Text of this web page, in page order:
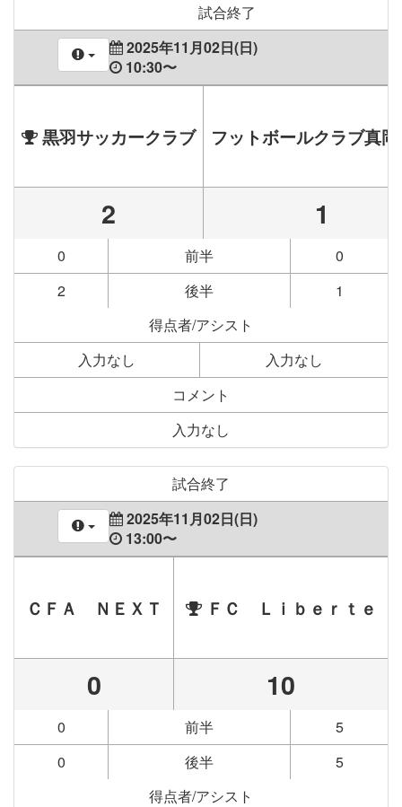
試合終了
2025年11月02日(日)
10:30〜
黒羽サッカークラブ フットボールクラブ真
2 1
0 前半
0
2
後半
1
得点者/アシスト
入力なし
入力なし
コメント
入力なし
試合終了
2025年11月02日(日)
13:00〜
ＣＦＡ ＮＥＸＴ ＦＣ Ｌｉｂｅｒｔｅ
0 10
0 前半
5
0
後半
5
得点者/アシスト